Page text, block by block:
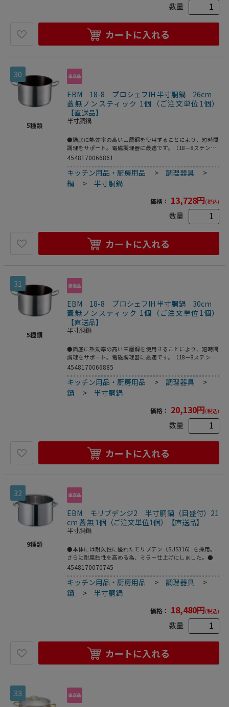
数量
カートに入れる
30
5種類
EBM 18-8 プロシェフIH 半寸胴鍋 26cm
蓋無ノンスティック 1個（ご注文単位1個）
【直送品】
半寸胴鍋
●鍋底に熱効率の高い三層鋼を使用することにより、短時間
調理をサポート。電磁調理器に最適です。（18－8ステンレ
ス、アルミニウム、18－0ステンレス）●カレー・シチュ
る為、鍋の変形防止・安全面からボリュームは中以下で、鍋
の状態、内部の温度には細心の注意をお願いします。●重
量：2．6kg●容量：9．3L
4548170066861
キッチン用品・厨房用品 >調理器具
>
鍋
>半寸胴鍋
価格： 13,728円(税込)
数量
カートに入れる
31
5種類
EBM 18-8 プロシェフIH 半寸胴鍋 30cm
蓋無ノンスティック 1個（ご注文単位1個）
【直送品】
半寸胴鍋
●鍋底に熱効率の高い三層鋼を使用することにより、短時間
調理をサポート。電磁調理器に最適です。（18－8ステンレ
ス、アルミニウム、18－0ステンレス）●カレー・シチュ
る為、鍋の変形防止・安全面からボリュームは中以下で、鍋
の状態、内部の温度には細心の注意をお願いします。●重
量：3．6kg●容量：13．8L
4548170066885
キッチン用品・厨房用品 >調理器具
>
鍋
>半寸胴鍋
価格： 20,130円(税込)
数量
カートに入れる
32
9種類
EBM モリブデンジ2 半寸胴鍋（目盛付）21
cm 蓋無 1個（ご注文単位1個）【直送品】
半寸胴鍋
●本体には耐久性に優れたモリブデン（SUS316）を採用。
さらに耐腐蝕性を高める為、ミラー仕上げにしました。●熱
を平均に伝える極厚底のボディーは、電磁調理器に最適。も
採用。スムーズな調理行程をサポートします。●美しく輝く
ミラー仕上げの極厚ボディはモリブデンが添加された最高レ
ベルの耐久性。あらゆる熱源に対応。●酸・アルカリ・塩
分・高温・衝撃・摩耗。業務用の鍋にかかる負担は計り知れ
ず、これが毎日続きます。モリブデンジⅡは耐腐食性・耐久
性を極限まで追求したSUS316を採用。板厚3．0mmの極厚
底が業務用の高火力・高出力を受けとめ、過酷な使用に耐え
の変形防止・安全面からボリュームは中以下で、鍋の状態、
内部の温度には細心の注意をお願いします。●重量：1．
3kg●容量：5．1L
4548170070745
キッチン用品・厨房用品 >調理器具
>
鍋
>半寸胴鍋
価格： 18,480円(税込)
数量
カートに入れる
33